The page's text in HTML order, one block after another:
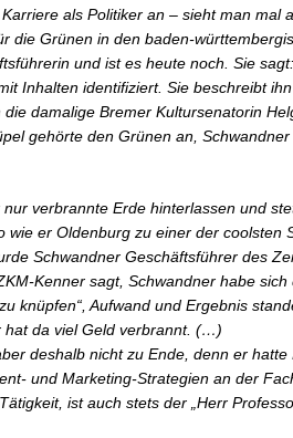
als Politiker an – sieht man mal
die Grünen in den baden-
und ist es heute noch. Sie
Inhalten identifiziert. Sie beschreibt
die damalige Bremer Kultursenatorin
gehörte den Grünen an,
verbrannte Erde hinterlassen und
wie er Oldenburg zu einer der coolsten
Schwandner Geschäftsführer des
Kenner sagt, Schwandner habe
knüpfen“, Aufwand und Ergebnis
hat da viel Geld verbrannt. (…)
deshalb nicht zu Ende, denn er
und Marketing-Strategien an der
ist auch stets der „Herr